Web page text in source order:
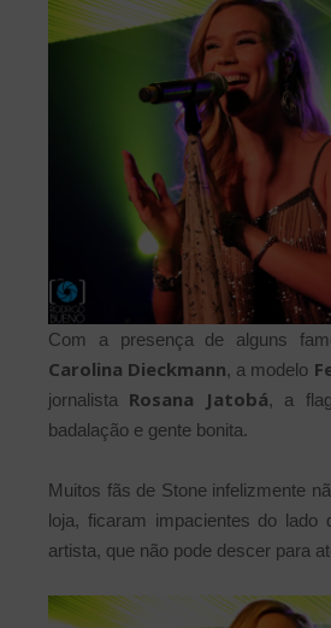
Com a presença de alguns
Carolina Dieckmann, a modelo
jornalista Rosana Jatobá, a
badalação e gente bonita.
Muitos fãs de Stone infelizmente
loja, ficaram impacientes do lado
artista, que não pode descer para